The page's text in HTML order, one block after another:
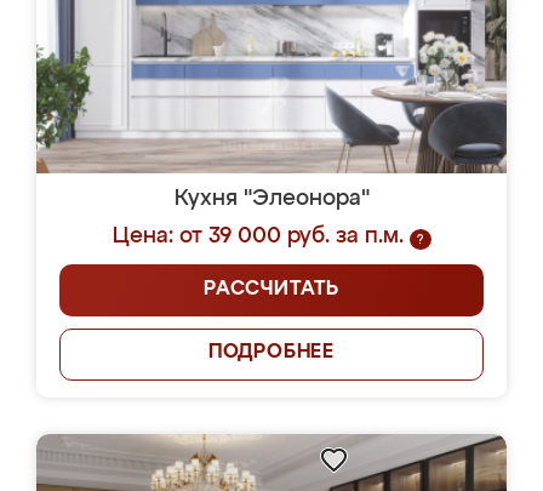
Кухня "Элеонора"
Цена: от 39 000 руб. за п.м.
?
РАССЧИТАТЬ
ПОДРОБНЕЕ